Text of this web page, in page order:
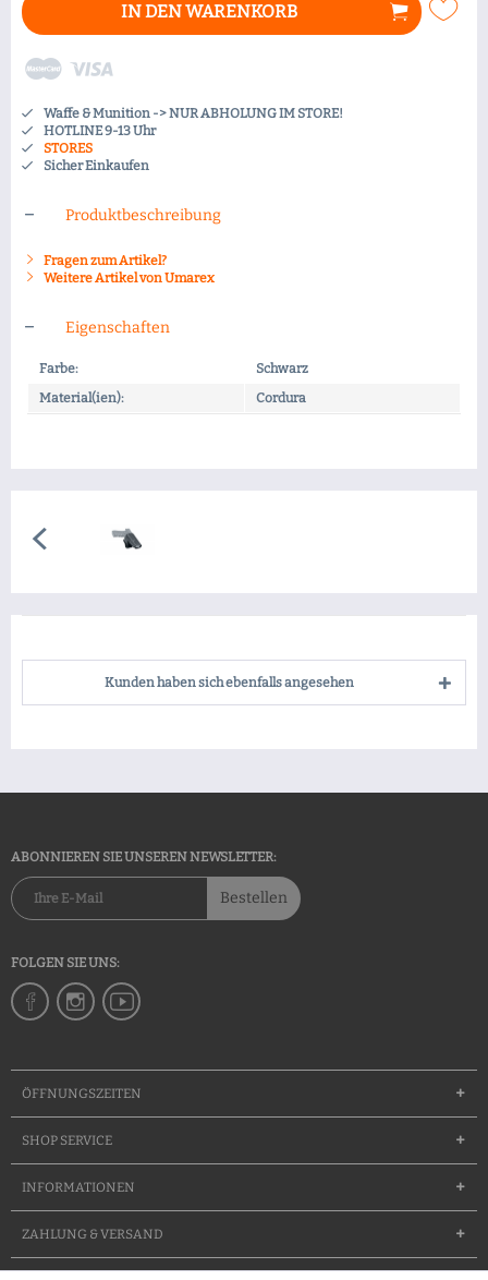
IN DENWARENKORB
Waffe & Munition -> NUR ABHOLUNG IM STORE!
HOTLINE 9-13 Uhr
STORES
Sicher Einkaufen
Produktbeschreibung
Fragen zum Artikel?
Weitere Artikel von Umarex
Eigenschaften
Farbe:
Schwarz
Material(ien):
Cordura
Kunden haben sich ebenfalls angesehen
ABONNIEREN SIE UNSEREN NEWSLETTER:
Bestellen
FOLGEN SIE UNS:
ÖFFNUNGSZEITEN
SHOP SERVICE
INFORMATIONEN
ZAHLUNG & VERSAND